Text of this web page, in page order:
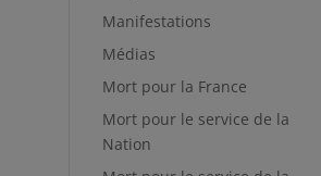
Manifestations
Médias
Mort pour la France
Mort pour le service de la
Nation